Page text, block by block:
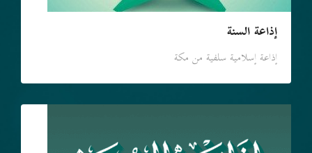
إذاعة السنة
إذاعة إسلامية سلفية من مكة